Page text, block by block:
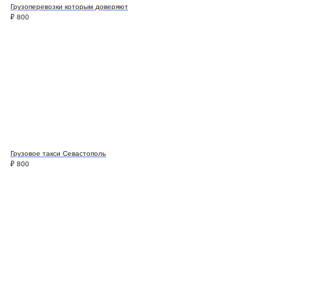
Грузоперевозки которым доверяют
₽ 800
Грузовое такси Севастополь
₽ 800